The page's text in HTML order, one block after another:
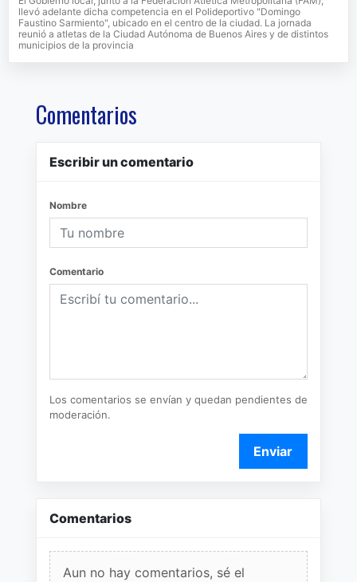
llevó adelante dicha competencia en el Polideportivo "Domingo
Faustino Sarmiento", ubicado en el centro de la ciudad. La jornada
reunió a atletas de la Ciudad Autónoma de Buenos Aires y de distintos
municipios de la provincia
Comentarios
Escribir un comentario
Nombre
Comentario
Los comentarios se envían y quedan pendientes de
moderación.
Enviar
Comentarios
Aun no hay comentarios, sé el